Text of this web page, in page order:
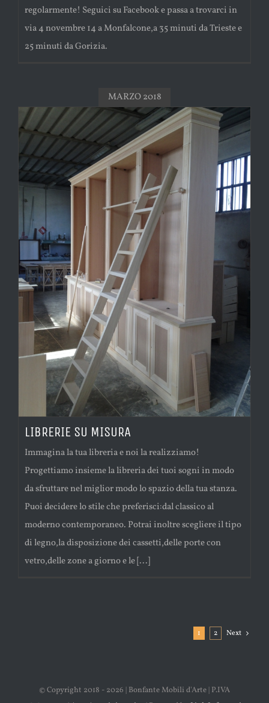
regolarmente! Seguici su Facebook e passa a trovarci in
via 4 novembre 14 a Monfalcone,a 35 minuti da Trieste e
25 minuti da Gorizia.
MARZO 2018
LIBRERIE SU MISURA
Immagina la tua libreria e noi la realizziamo!
Progettiamo insieme la libreria dei tuoi sogni in modo
da sfruttare nel miglior modo lo spazio della tua stanza.
Puoi decidere lo stile che preferisci:dal classico al
moderno contemporaneo. Potrai inoltre scegliere il tipo
di legno,la disposizione dei cassetti,delle porte con
vetro,delle zone a giorno e le [...]
1 2 Next
© Copyright 2018 - 2026 | Bonfante Mobili d'Arte | P.IVA